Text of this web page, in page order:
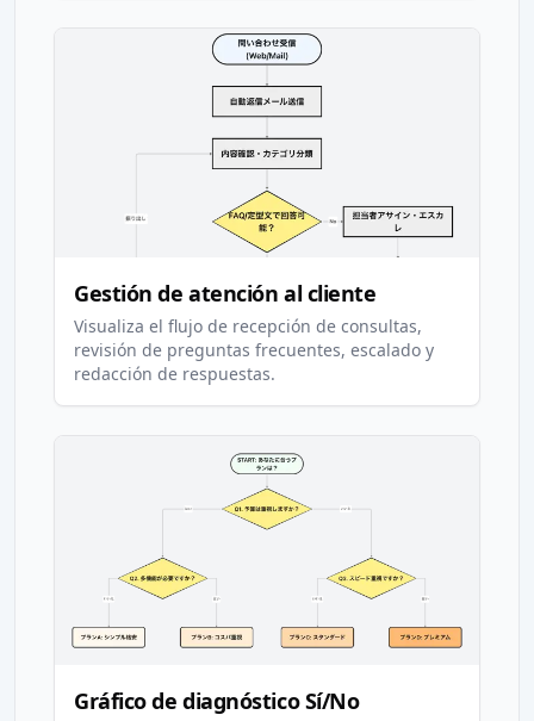
Gestión de atención al cliente
Visualiza el flujo de recepción de consultas,
revisión de preguntas frecuentes, escalado y
redacción de respuestas.
Gráfico de diagnóstico Sí/No